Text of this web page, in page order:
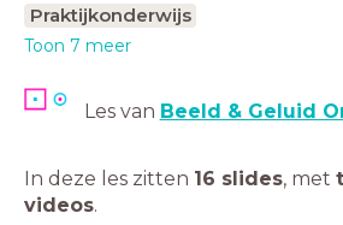
Praktijkonderwijs
Toon 7 meer
Les van Beeld & Geluid
In deze les zitten 16 slides, met
videos.